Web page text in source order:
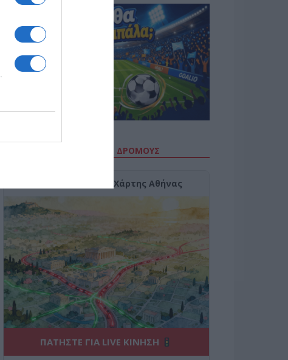
ΔΕΙΤΕ ΤΗΝ ΚΙΝΗΣΗ ΣΤΟΥΣ ΔΡΌΜΟΥΣ
Κίνηση Τώρα: Live Χάρτης Αθήνας
ΠΑΤΗΣΤΕ ΓΙΑ LIVE ΚΙΝΗΣΗ